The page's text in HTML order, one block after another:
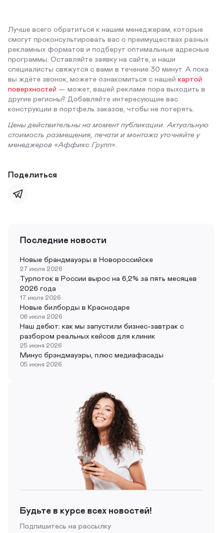
Лучше всего обратиться к нашим менеджерам, которые
смогут проконсультировать вас о преимуществах разных
рекламных форматов и подберут оптимальные адресные
программы. Оставляйте заявку на сайте, и наши
специалисты свяжутся с вами в течение 30 минут. А пока
вы ждёте звонок, можете ознакомиться с нашей картой
поверхностей — может, вашей рекламе пора выходить в
другие регионы? Добавляйте интересующие вас
конструкции в портфель заказов, чтобы не потерять.
Цены действительны на момент публикации. Актуальную
стоимость размещения, печати и монтажа уточняйте у
менеджеров «Аффикс Групп».
Поделиться
Последние новости
Новые брандмауэры в Новороссийске
27 июля 2026
Турпоток в России вырос на 6,2% за пять месяцев
2026 года
17 июля 2026
Новые билборды в Краснодаре
06 июля 2026
Наш дебют: как мы запустили бизнес-завтрак с
разбором реальных кейсов для клиник
25 июня 2026
Минус брэндмауэры, плюс медиафасады
05 июня 2026
Будьте в курсе всех новостей!
Подпишитесь на рассылку